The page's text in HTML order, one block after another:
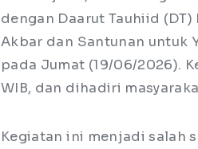
dengan Daarut Tauhiid
Akbar dan Santunan untuk
pada Jumat (19/06/2026).
WIB, dan dihadiri
Kegiatan ini menjadi salah